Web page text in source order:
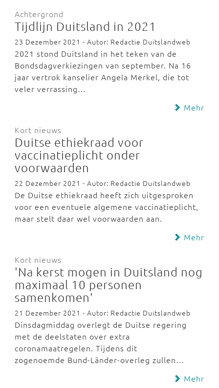
Achtergrond
Tijdlijn Duitsland in 2021
23 Dezember 2021 - Autor: Redactie Duitslandweb
2021 stond Duitsland in het teken van de
Bondsdagverkiezingen van september. Na 16
jaar vertrok kanselier Angela Merkel, die tot
veler verrassing…
Mehr
Kort nieuws
Duitse ethiekraad voor
vaccinatieplicht onder
voorwaarden
22 Dezember 2021 - Autor: Redactie Duitslandweb
De Duitse ethiekraad heeft zich uitgesproken
voor een eventuele algemene vaccinatieplicht,
maar stelt daar wel voorwaarden aan.
Mehr
Kort nieuws
'Na kerst mogen in Duitsland nog
maximaal 10 personen
samenkomen'
21 Dezember 2021 - Autor: Redactie Duitslandweb
Dinsdagmiddag overlegt de Duitse regering
met de deelstaten over extra
coronamaatregelen. Tijdens dit
zogenoemde Bund-Länder-overleg zullen…
Mehr